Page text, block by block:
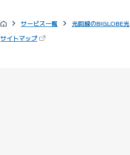
サービス一覧 光回線のBIGLOBE光
サイトマップ（新しいタブで開きます）